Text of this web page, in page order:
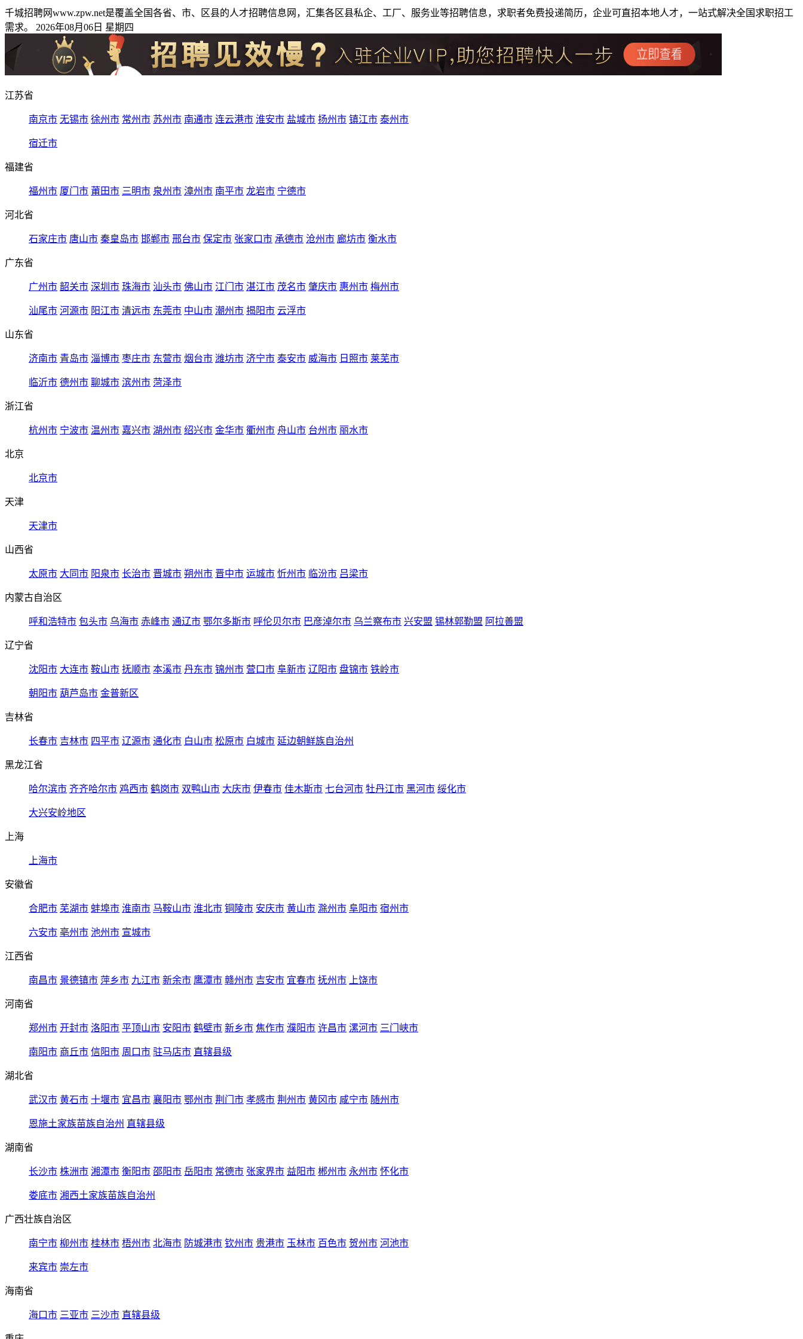
千城招聘网www.zpw.net是覆盖全国各省、市、区县的人才招聘信息网，汇集各区县私企、工厂、服务业等招聘信息，求职者免费投递简历，企业可直招本地人才，一站式解决全国求职招工
需求。 2026年08月06日 星期四
江苏省
南京市 无锡市 徐州市 常州市 苏州市 南通市 连云港市 淮安市 盐城市 扬州市 镇江市 泰州市
宿迁市
福建省
福州市 厦门市 莆田市 三明市 泉州市 漳州市 南平市 龙岩市 宁德市
河北省
石家庄市 唐山市 秦皇岛市 邯郸市 邢台市 保定市 张家口市 承德市 沧州市 廊坊市 衡水市
广东省
广州市 韶关市 深圳市 珠海市 汕头市 佛山市 江门市 湛江市 茂名市 肇庆市 惠州市 梅州市
汕尾市 河源市 阳江市 清远市 东莞市 中山市 潮州市 揭阳市 云浮市
山东省
济南市 青岛市 淄博市 枣庄市 东营市 烟台市 潍坊市 济宁市 泰安市 威海市 日照市 莱芜市
临沂市 德州市 聊城市 滨州市 菏泽市
浙江省
杭州市 宁波市 温州市 嘉兴市 湖州市 绍兴市 金华市 衢州市 舟山市 台州市 丽水市
北京
北京市
天津
天津市
山西省
太原市 大同市 阳泉市 长治市 晋城市 朔州市 晋中市 运城市 忻州市 临汾市 吕梁市
内蒙古自治区
呼和浩特市 包头市 乌海市 赤峰市 通辽市 鄂尔多斯市 呼伦贝尔市 巴彦淖尔市 乌兰察布市 兴安盟 锡林郭勒盟 阿拉善盟
辽宁省
沈阳市 大连市 鞍山市 抚顺市 本溪市 丹东市 锦州市 营口市 阜新市 辽阳市 盘锦市 铁岭市
朝阳市 葫芦岛市 金普新区
吉林省
长春市 吉林市 四平市 辽源市 通化市 白山市 松原市 白城市 延边朝鲜族自治州
黑龙江省
哈尔滨市 齐齐哈尔市 鸡西市 鹤岗市 双鸭山市 大庆市 伊春市 佳木斯市 七台河市 牡丹江市 黑河市 绥化市
大兴安岭地区
上海
上海市
安徽省
合肥市 芜湖市 蚌埠市 淮南市 马鞍山市 淮北市 铜陵市 安庆市 黄山市 滁州市 阜阳市 宿州市
六安市 亳州市 池州市 宣城市
江西省
南昌市 景德镇市 萍乡市 九江市 新余市 鹰潭市 赣州市 吉安市 宜春市 抚州市 上饶市
河南省
郑州市 开封市 洛阳市 平顶山市 安阳市 鹤壁市 新乡市 焦作市 濮阳市 许昌市 漯河市 三门峡市
南阳市 商丘市 信阳市 周口市 驻马店市 直辖县级
湖北省
武汉市 黄石市 十堰市 宜昌市 襄阳市 鄂州市 荆门市 孝感市 荆州市 黄冈市 咸宁市 随州市
恩施土家族苗族自治州 直辖县级
湖南省
长沙市 株洲市 湘潭市 衡阳市 邵阳市 岳阳市 常德市 张家界市 益阳市 郴州市 永州市 怀化市
娄底市 湘西土家族苗族自治州
广西壮族自治区
南宁市 柳州市 桂林市 梧州市 北海市 防城港市 钦州市 贵港市 玉林市 百色市 贺州市 河池市
来宾市 崇左市
海南省
海口市 三亚市 三沙市 直辖县级